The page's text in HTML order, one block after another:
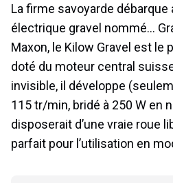
La firme savoyarde débarque
électrique gravel nommé…
Maxon, le Kilow Gravel est le
doté du moteur central
invisible, il développe
115 tr/min, bridé à 250 W en
disposerait d’une vraie roue
parfait pour l’utilisation en